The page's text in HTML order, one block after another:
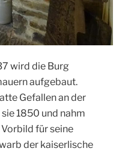
wird die Burg
aufgebaut.
Gefallen an der
1850 und nahm
für seine
der kaiserlische